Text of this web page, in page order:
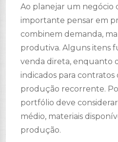
Ao planejar um negócio
importante pensar em
combinem demanda,
produtiva. Alguns itens
venda direta, enquanto
indicados para contratos
produção recorrente.
portfólio deve
médio, materiais
produção.